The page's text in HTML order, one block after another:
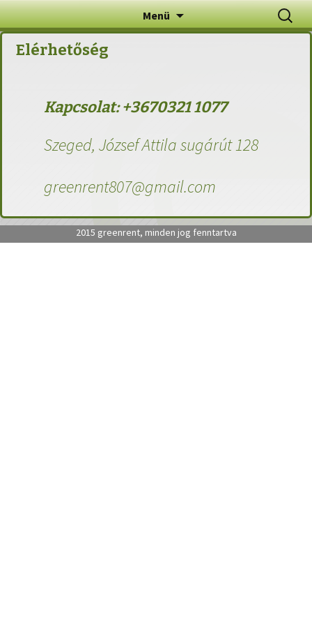
Autóbérlés Szeged autókölcsönzés Szeged
Menü
Ugrás
a
Elérhetőség
Kapcsolat: +3670321 1077
Szeged, József Attila sugárút 128
greenrent807@gmail.com
2015 greenrent, minden jog fenntartva